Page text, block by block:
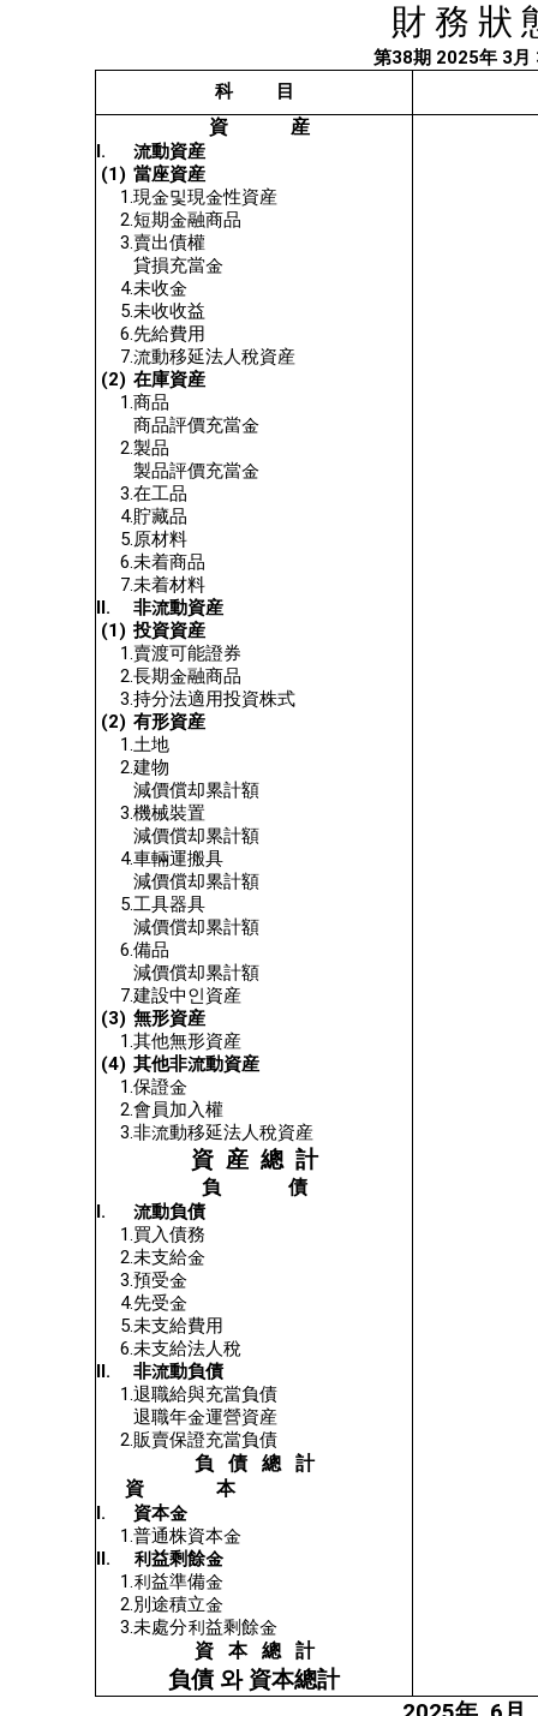
財 務 狀
第38期 2025年 3月
科 目
資 産
Ⅰ.
流動資産
(1) 當座資産
1.現金및現金性資産
2.短期金融商品
3.賣出債權
貸損充當金
4.未收金
5.未收收益
6.先給費用
7.流動移延法人稅資産
(2) 在庫資産
1.商品
商品評價充當金
2.製品
製品評價充當金
3.在工品
4.貯藏品
5.原材料
6.未着商品
7.未着材料
Ⅱ.
非流動資産
(1) 投資資産
1.賣渡可能證券
2.長期金融商品
3.持分法適用投資株式
(2) 有形資産
1.土地
2.建物
減價償却累計額
3.機械裝置
減價償却累計額
4.車輛運搬具
減價償却累計額
5.工具器具
減價償却累計額
6.備品
減價償却累計額
7.建設中인資産
(3) 無形資産
1.其他無形資産
(4) 其他非流動資産
1.保證金
2.會員加入權
3.非流動移延法人稅資産
資 産 總 計
負 債
Ⅰ.
流動負債
1.買入債務
2.未支給金
3.預受金
4.先受金
5.未支給費用
6.未支給法人稅
Ⅱ.
非流動負債
1.退職給與充當負債
退職年金運營資産
2.販賣保證充當負債
負 債 總 計
資 本
Ⅰ.
資本金
1.普通株資本金
Ⅱ.
利益剩餘金
1.利益準備金
2.別途積立金
3.未處分利益剩餘金
資 本 總 計
負債 와 資本總計